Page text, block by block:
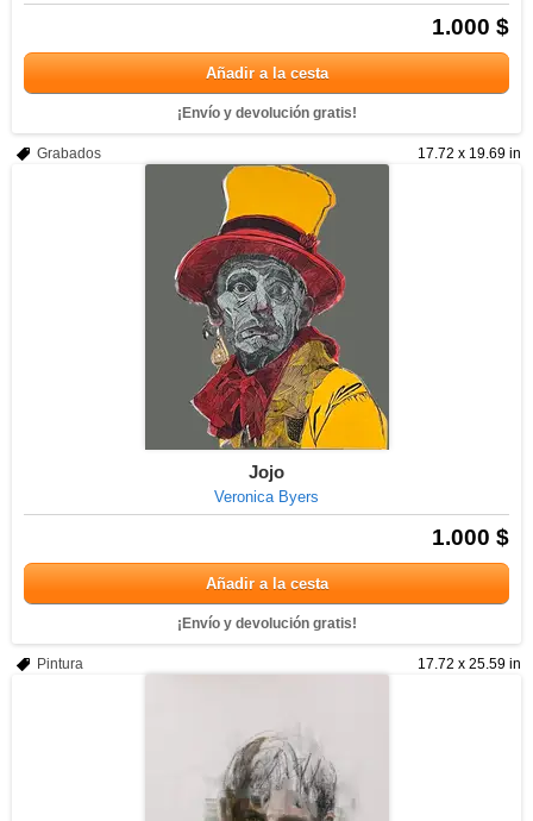
1.000 $
Añadir a la cesta
¡Envío y devolución gratis!
17.72 x 19.69 in
Grabados
Jojo
Veronica Byers
1.000 $
Añadir a la cesta
¡Envío y devolución gratis!
17.72 x 25.59 in
Pintura